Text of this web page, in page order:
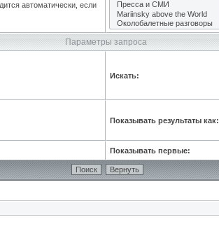
автоматически, если
Параметры запроса
Искать:
Показывать результаты как:
Показывать первые: